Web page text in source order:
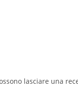
lasciare una